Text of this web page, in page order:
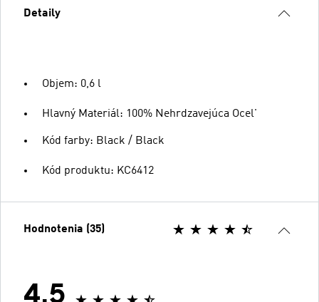
Detaily
Objem: 0,6 l
Hlavný Materiál: 100% Nehrdzavejúca Ocel'
Kód farby: Black / Black
Kód produktu: KC6412
Hodnotenia (35)
4.5